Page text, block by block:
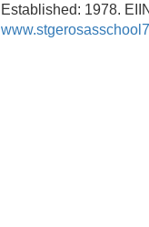
Established: 1978.